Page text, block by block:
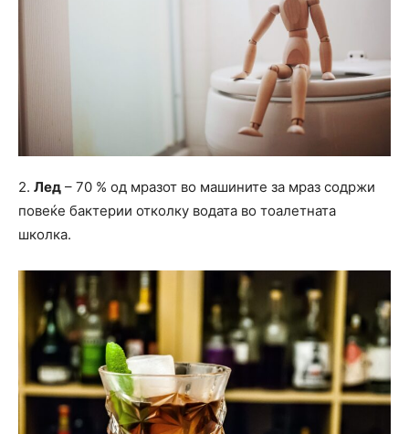
2. Лед – 70 % од мразот во машините за мраз содржи
повеќе бактерии отколку водата во тоалетната
школка.